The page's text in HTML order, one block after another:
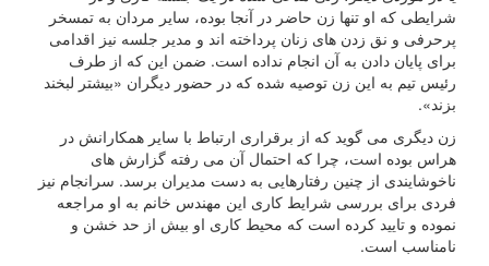
شرایطی که او تنها زن حاضر در آنجا بوده، سایر مردان به تمسخر
پرحرفی و نق زدن های زنان پرداخته اند و مدیر جلسه نیز اقدامی
برای پایان دادن به آن انجام نداده است. ضمن این که از طرف
رئیس تیم به این زن توصیه شده که در حضور دیگران «بیشتر لبخند
بزند».
زن دیگری می گوید که از برقراری ارتباط با سایر همکارانش در
هراس بوده است، چرا که احتمال آن می رفته گزارش های
ناخوشایندی از چنین رفتارهایی به دست مدیران برسد. سرانجام نیز
فردی برای بررسی شرایط کاری این مهندس خانم به او مراجعه
نموده و تایید کرده است که محیط کاری او بیش از حد خشن و
نامناسب است.